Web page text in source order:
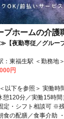
ホームの介護
夜勤専従／グルー
フ募集！
JR八高線「東福生駅」よ
駅からほぼ平坦な道
も徒歩圏内で、
も魅力◎
円
以下を参照＞ 実働時
憩120分／実働15時
定・シフト相談可 ※
食の配膳／食事介助